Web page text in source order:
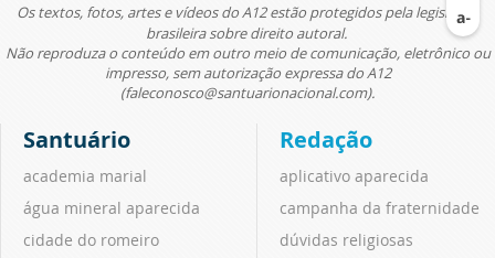
Os textos, fotos, artes e vídeos do A12 estão protegidos pela legislação
brasileira sobre direito autoral.
Não reproduza o conteúdo em outro meio de comunicação, eletrônico ou
impresso, sem autorização expressa do A12
(faleconosco@santuarionacional.com).
Santuário
academia marial
água mineral aparecida
cidade do romeiro
Redação
aplicativo aparecida
campanha da fraternidade
dúvidas religiosas